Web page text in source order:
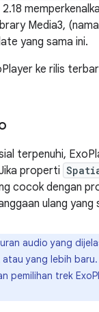
Media3,
yang sama ini.
ke rilis
terpenuhi,
properti
cocok dengan
ulang yang
audio yang
atau yang lebih
pemilihan trek